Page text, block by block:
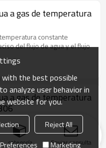
a gas de temperatura
constante
del flujo de agua y el flujo
a gas de temperatura
temperatura constante
del flujo de agua y el flujo
categoría Enviar consulta
the best possible
analyze user behavior in
website for you.
Reject All
Preferences Marketing